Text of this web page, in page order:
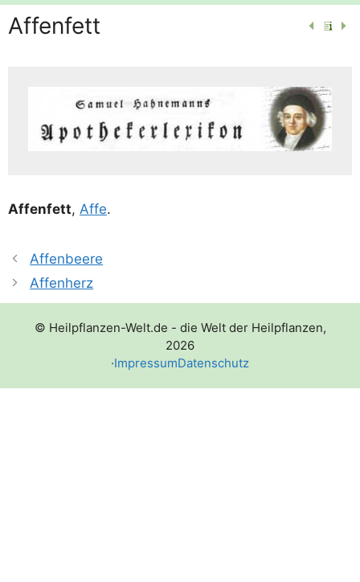
Affenfett
Affen­fett, Affe.
Affenbeere
Affenherz
© Heilpflanzen-Welt.de - die Welt der Heilpflanzen,
2026
·ImpressumDatenschutz